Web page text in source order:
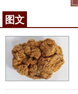
图文